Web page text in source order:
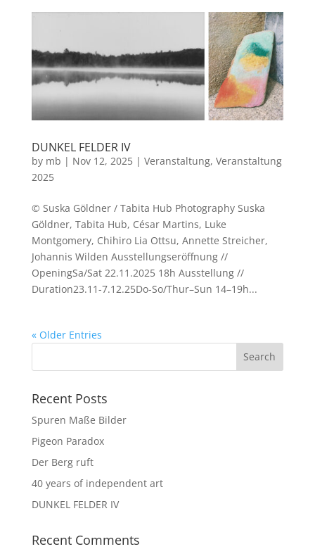
DUNKEL FELDER IV
by mb | Nov 12, 2025| Veranstaltung, Veranstaltung
2025
©️ Suska Göldner / Tabita Hub Photography Suska
Göldner, Tabita Hub, César Martins, Luke
Montgomery, Chihiro Lia Ottsu, Annette Streicher,
Johannis Wilden Ausstellungseröffnung //
OpeningSa/Sat 22.11.2025 18h Ausstellung //
Duration23.11-7.12.25Do-So/Thur–Sun 14–19h...
« Older Entries
Recent Posts
Spuren Maße Bilder
Pigeon Paradox
Der Berg ruft
40 years of independent art
DUNKEL FELDER IV
Recent Comments